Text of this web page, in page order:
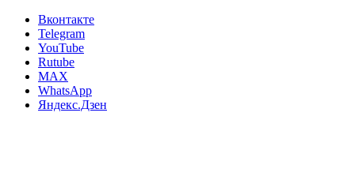
Вконтакте
Telegram
YouTube
Rutube
MAX
WhatsApp
Яндекс.Дзен